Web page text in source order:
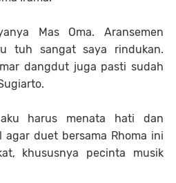
Mas Oma. Aransemen
tuh sangat saya rindukan.
dangdut juga pasti sudah
harus menata hati dan
agar duet bersama Rhoma ini
khususnya pecinta musik